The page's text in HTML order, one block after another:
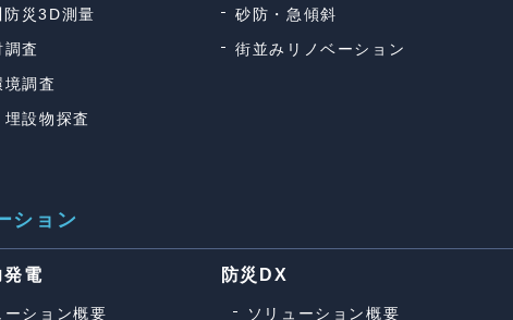
防災3D測量
調査
境調査
埋設物探査
砂防・急傾斜
街並みリノベーション
ション
発電
ーション概要
防災DX
ソリューション概要